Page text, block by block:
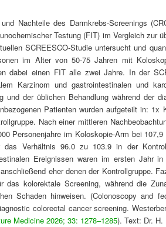
und Nachteile des Darmkrebs-Screenings
Testung (FIT) im Vergleich zur
SCREESCO-Studie untersucht und
im Alter von 50-75 Jahren mit
dabei einen FIT alle zwei Jahre. In der
Karzinom und gastrointestinalen und
und der üblichen Behandlung während der
Patienten wurden aufgeteilt in:
Nach einer mittleren
Personenjahre im Koloskopie-Arm bei
das Verhältnis 96.0 zu 103.9 in der
Ereignissen waren im ersten Jahr
eher denen der Kontrollgruppe.
das kolorektale Screening, während die
Schaden hinweisen. (Colonoscopy and
colorectal cancer screening.
Medicine 2026; 33: 1278–1285). Text: Dr.